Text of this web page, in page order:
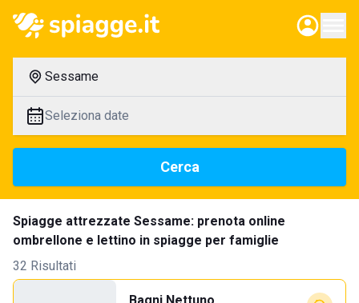
Sessame
Seleziona date
Cerca
Spiagge attrezzate Sessame: prenota online
ombrellone e lettino in spiagge per famiglie
32 Risultati